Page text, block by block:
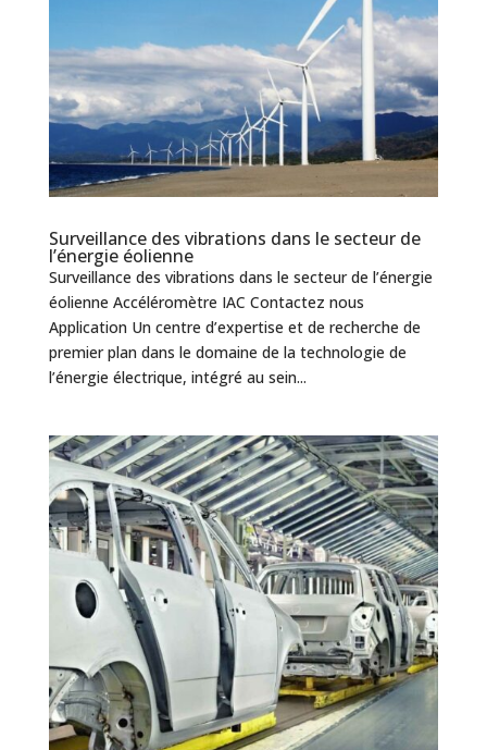
Surveillance des vibrations dans le secteur de
l’énergie éolienne
Surveillance des vibrations dans le secteur de l’énergie
éolienne Accéléromètre IAC Contactez nous
Application Un centre d’expertise et de recherche de
premier plan dans le domaine de la technologie de
l’énergie électrique, intégré au sein...